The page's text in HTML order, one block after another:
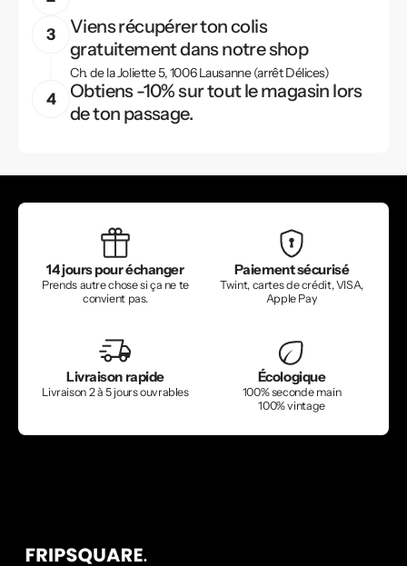
Viens récupérer ton colis
gratuitement dans notre shop
Ch. de la Joliette 5, 1006 Lausanne (arrêt Délices)
Obtiens -10% sur tout le magasin lors
de ton passage.
14 jours pour échanger
Prends autre chose si ça ne te
convient pas.
Paiement sécurisé
Twint, cartes de crédit, VISA,
Apple Pay
Livraison rapide
Livraison 2 à 5 jours ouvrables
Écologique
100% seconde main
100% vintage